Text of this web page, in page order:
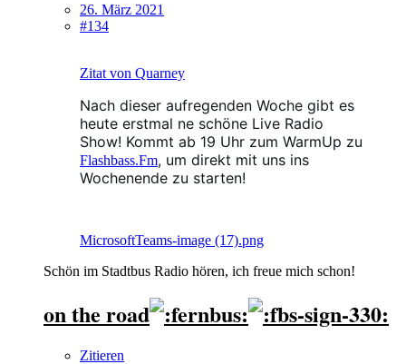
26. März 2021
#134
Zitat von Quarney
Nach dieser aufregenden Woche gibt es
heute erstmal ne schöne Live Radio
Show! Kommt ab 19 Uhr zum WarmUp zu
Flashbass.Fm, um direkt mit uns ins
Wochenende zu starten!
MicrosoftTeams-image (17).png
Schön im Stadtbus Radio hören, ich freue mich schon!
on the road
Zitieren